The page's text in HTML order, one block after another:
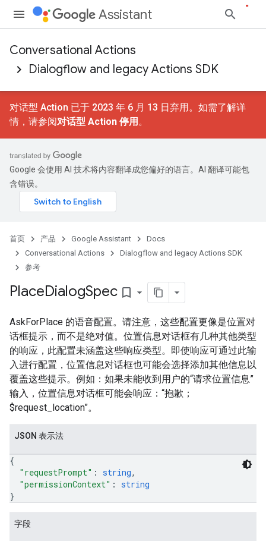
Assistant
Conversational Actions
Dialogflow and legacy Actions SDK
对话型 Action 已于 2023 年 6 月 13 日弃用。如需了解详
情，请参阅对话型 Action 停用 。
Google 会使用 AI 技术将内容翻译成您偏好的语言。AI 翻译可能包
含错误。
首页 产品 Google Assistant
Docs
Conversational Actions
Dialogflow and legacy Actions SDK
参考
PlaceDialogSpec bookmark_border
AskForPlace 的语音配置。请注意，这些配置更像是位置对
话框提示，而不是绝对值。位置信息对话框有几种其他类型
的响应，此配置未涵盖这些响应类型。即使响应可通过此输
入进行配置，位置信息对话框也可能会选择添加其他信息以
覆盖这些提示。例如：如果未能收到用户的“请求位置信息”
输入，位置信息对话框可能会响应：“抱歉；
$request_location”。
JSON 表示法
{
"requestPrompt" : string,
"permissionContext" : string
}
字段